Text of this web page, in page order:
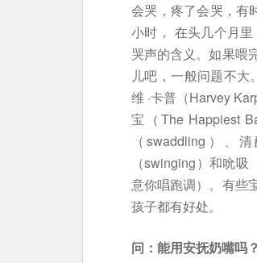
会哭，疼了会哭，有
小时， 在头几个月
哭声的含义。如果喂
儿吧，一般问题不
维 ·卡普（Harvey
宝（The Happiest
（swaddling）、
（swinging）和吮
意你唱跑调）。有些
孩子都有好处。
问：能用安抚奶嘴吗？